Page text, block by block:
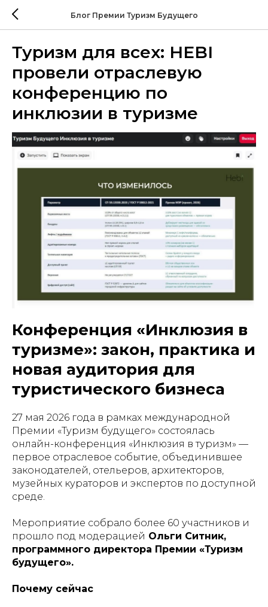
Блог Премии Туризм Будущего
Туризм для всех: HEBI
провели отраслевую
конференцию по
инклюзии в туризме
Конференция «Инклюзия в
туризме»: закон, практика и
новая аудитория для
туристического бизнеса
27 мая 2026 года в рамках международной
Премии «Туризм будущего» состоялась
онлайн-конференция «Инклюзия в туризм» —
первое отраслевое событие, объединившее
законодателей, отельеров, архитекторов,
музейных кураторов и экспертов по доступной
среде.
Мероприятие собрало более 60 участников и
прошло под модерацией Ольги Ситник,
программного директора Премии «Туризм
будущего».
Почему сейчас